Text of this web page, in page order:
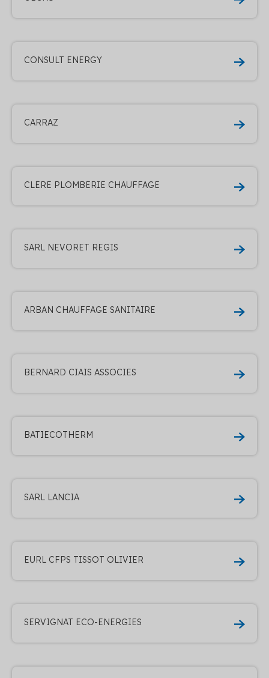
CONSULT ENERGY
CARRAZ
CLERE PLOMBERIE CHAUFFAGE
SARL NEVORET REGIS
ARBAN CHAUFFAGE SANITAIRE
BERNARD CIAIS ASSOCIES
BATIECOTHERM
SARL LANCIA
EURL CFPS TISSOT OLIVIER
SERVIGNAT ECO-ENERGIES